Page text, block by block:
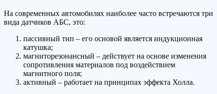
На современных автомобилях наиболее часто встречаются три
вида датчиков АБС, это:
пассивный тип – его основой является индукционная
катушка;
магниторезонансный – действует на основе изменения
сопротивления материалов под воздействием
магнитного поля;
активный – работает на принципах эффекта Холла.